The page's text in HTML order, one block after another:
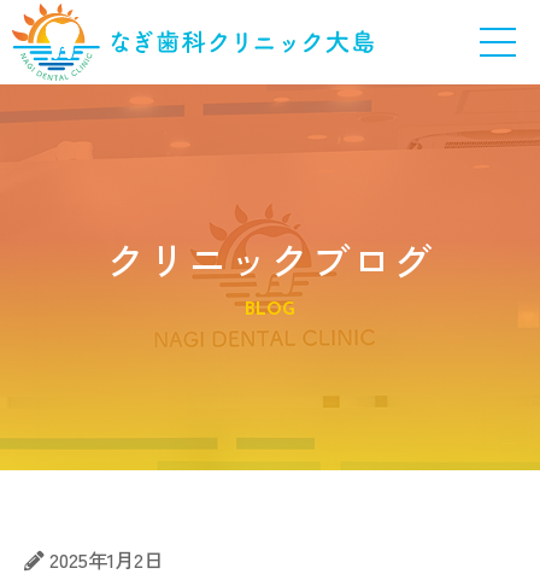
クリニックブログ
BLOG
2025年1月2日